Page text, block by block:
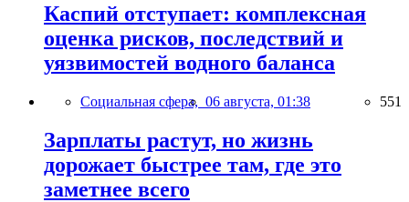
Каспий отступает: комплексная
оценка рисков, последствий и
уязвимостей водного баланса
Социальная сфера, 06 августа, 01:38 551
Зарплаты растут, но жизнь
дорожает быстрее там, где это
заметнее всего